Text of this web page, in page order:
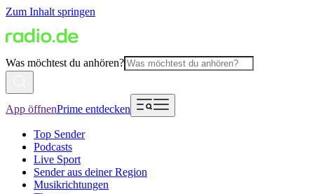
Zum Inhalt springen
Was möchtest du anhören?
App öffnenPrime entdecken
Top Sender
Podcasts
Live Sport
Sender aus deiner Region
Musikrichtungen